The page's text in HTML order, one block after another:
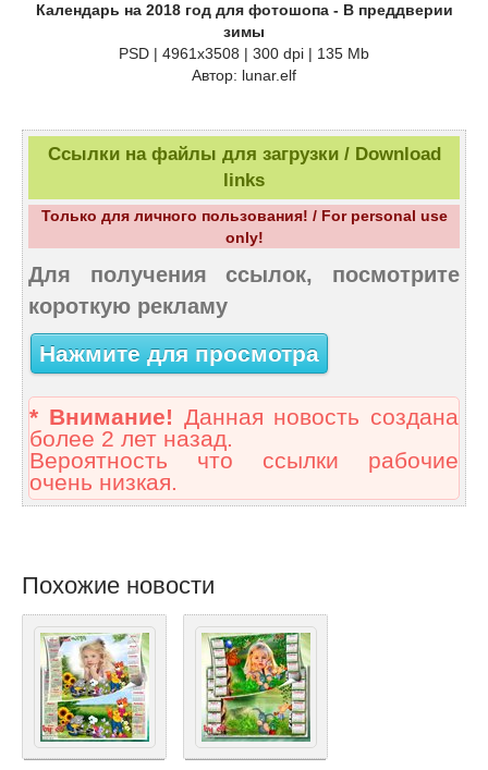
Календарь на 2018 год для фотошопа - В преддверии
зимы
PSD | 4961х3508 | 300 dpi | 135 Mb
Автор: lunar.elf
Ссылки на файлы для загрузки / Download
links
Только для личного пользования! / For personal use
only!
Для получения ссылок, посмотрите
короткую рекламу
Нажмите для просмотра
* Внимание! Данная новость создана
более 2 лет назад.
Вероятность что ссылки рабочие
очень низкая.
Похожие новости